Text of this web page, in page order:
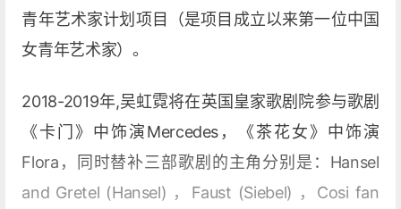
青年艺术家计划项目（是项目成立以来第一位中国
女青年艺术家）。
2018-2019年,吴虹霓将在英国皇家歌剧院参与歌剧
《卡门》中饰演Mercedes，《茶花女》中饰演
Flora，同时替补三部歌剧的主角分别是：Hansel
and Gretel (Hansel) ，Faust (Siebel) ，Cosi fan